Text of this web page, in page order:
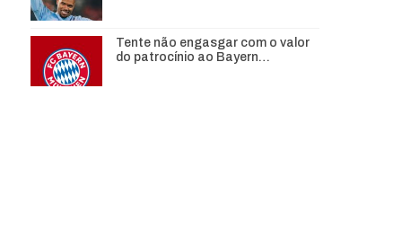
Tente não engasgar com o valor
do patrocínio ao Bayern…